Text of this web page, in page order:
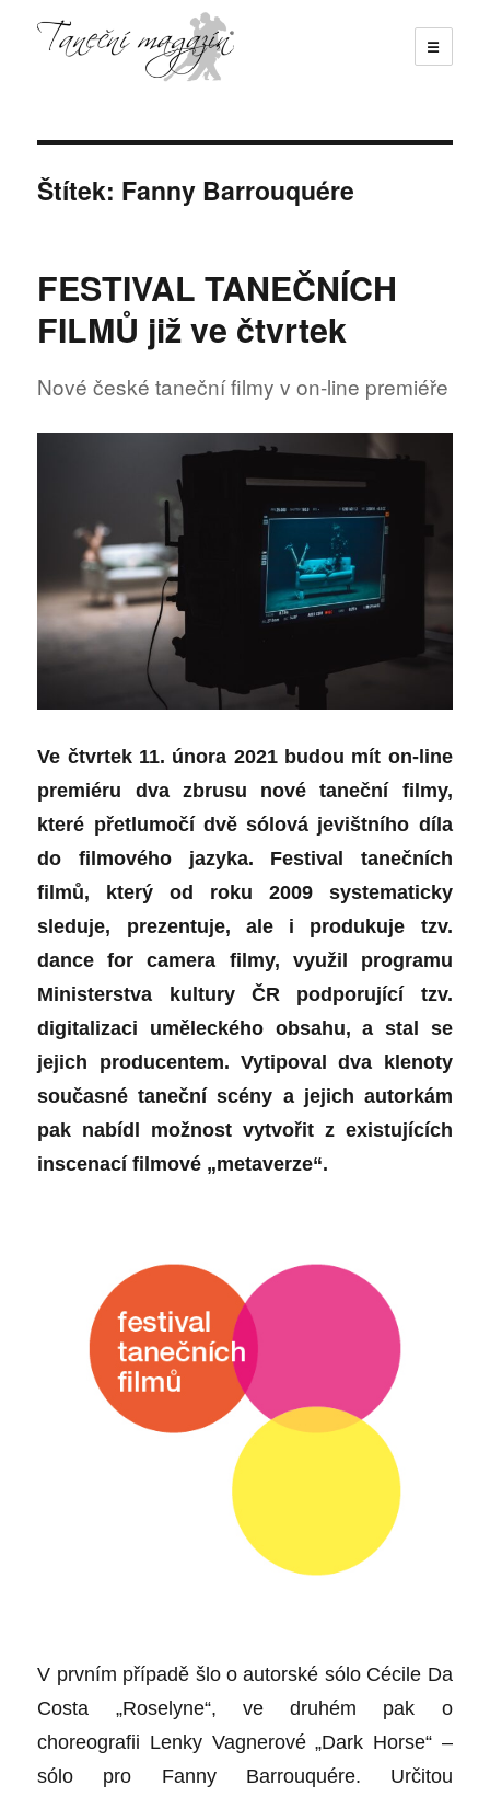
☰
Štítek: Fanny Barrouquére
FESTIVAL TANEČNÍCH
FILMŮ již ve čtvrtek
Nové české taneční filmy v on-line premiéře
Ve čtvrtek 11. února 2021 budou mít on-line
premiéru dva zbrusu nové taneční filmy,
které přetlumočí dvě sólová jevištního díla
do filmového jazyka. Festival tanečních
filmů, který od roku 2009 systematicky
sleduje, prezentuje, ale i produkuje tzv.
dance for camera filmy, využil programu
Ministerstva kultury ČR podporující tzv.
digitalizaci uměleckého obsahu, a stal se
jejich producentem. Vytipoval dva klenoty
současné taneční scény a jejich autorkám
pak nabídl možnost vytvořit z existujících
inscenací filmové „metaverze“.
V prvním případě šlo o autorské sólo Cécile Da
Costa „Roselyne“, ve druhém pak o
choreografii Lenky Vagnerové „Dark Horse“ –
sólo pro Fanny Barrouquére. Určitou